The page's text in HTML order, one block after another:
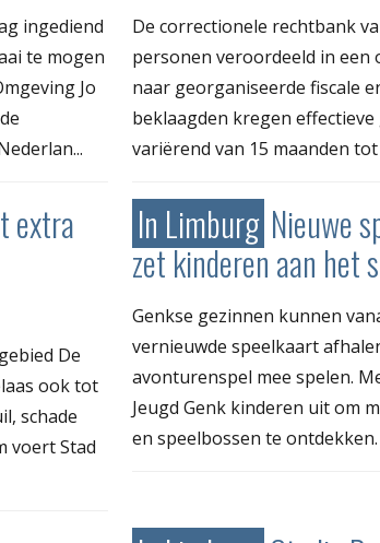
ingediend
te mogen
Jo
De correctionele rechtbank
personen veroordeeld in
naar georganiseerde fiscale
beklaagden kregen
variërend van 15 maanden tot
extra
De
ook tot
schade
voert Stad
In Limburg Nieuwe
zet kinderen aan het
Genkse gezinnen kunnen
vernieuwde speelkaart
avonturenspel mee spelen.
Jeugd Genk kinderen uit om
en speelbossen te ontdekken.